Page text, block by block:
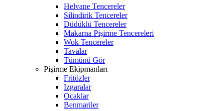
Helvane Tencereler
Silindirik Tencereler
Düdüklü Tencereler
Makarna Pişirme Tencereleri
Wok Tencereler
Tavalar
Tümünü Gör
Pişirme Ekipmanları
Fritözler
Izgaralar
Ocaklar
Benmariler